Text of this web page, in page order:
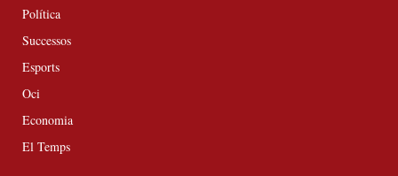
Política
Successos
Esports
Oci
Economia
El Temps